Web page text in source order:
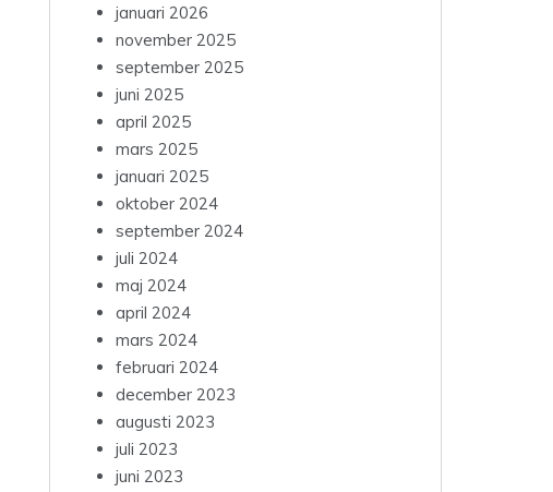
januari 2026
november 2025
september 2025
juni 2025
april 2025
mars 2025
januari 2025
oktober 2024
september 2024
juli 2024
maj 2024
april 2024
mars 2024
februari 2024
december 2023
augusti 2023
juli 2023
juni 2023